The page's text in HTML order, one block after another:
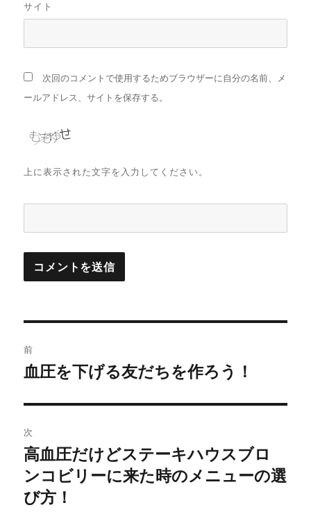
サイト
次回のコメントで使用するためブラウザーに自分の名前、メ
ールアドレス、サイトを保存する。
上に表示された文字を入力してください。
稿
ビ
ゲ
ー
シ
前
前
投
稿:
血圧を下げる友だちを作ろう！
次
次
の
投
高血圧だけどステーキハウスブロ
ンコビリーに来た時のメニューの選
び方！